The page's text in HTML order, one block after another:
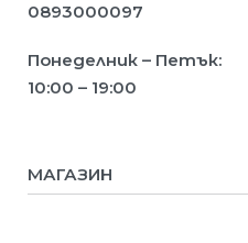
0893000097
Понеделник – Петък:
10:00 – 19:00
МАГАЗИН